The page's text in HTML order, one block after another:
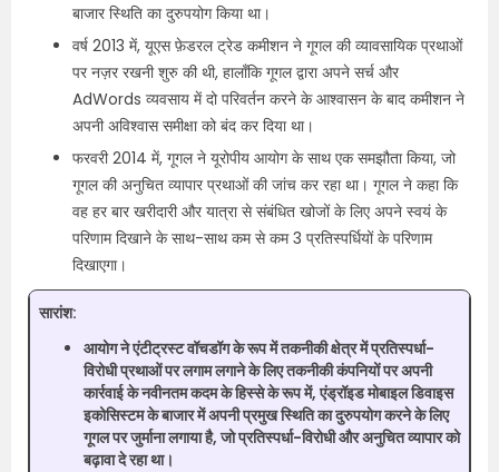
बाजार स्थिति का दुरुपयोग किया था।
वर्ष 2013 में, यूएस फ़ेडरल ट्रेड कमीशन ने गूगल की व्यावसायिक प्रथाओं
पर नज़र रखनी शुरु की थी, हालाँकि गूगल द्वारा अपने सर्च और
AdWords व्यवसाय में दो परिवर्तन करने के आश्वासन के बाद कमीशन ने
अपनी अविश्वास समीक्षा को बंद कर दिया था।
फरवरी 2014 में, गूगल ने यूरोपीय आयोग के साथ एक समझौता किया, जो
गूगल की अनुचित व्यापार प्रथाओं की जांच कर रहा था। गूगल ने कहा कि
वह हर बार खरीदारी और यात्रा से संबंधित खोजों के लिए अपने स्वयं के
परिणाम दिखाने के साथ-साथ कम से कम 3 प्रतिस्पर्धियों के परिणाम
दिखाएगा।
सारांश:
आयोग ने एंटीट्रस्ट वॉचडॉग के रूप में तकनीकी क्षेत्र में प्रतिस्पर्धा-
विरोधी प्रथाओं पर लगाम लगाने के लिए तकनीकी कंपनियों पर अपनी
कार्रवाई के नवीनतम कदम के हिस्से के रूप में, एंड्रॉइड मोबाइल डिवाइस
इकोसिस्टम के बाजार में अपनी प्रमुख स्थिति का दुरुपयोग करने के लिए
गूगल पर जुर्माना लगाया है, जो प्रतिस्पर्धा-विरोधी और अनुचित व्यापार को
बढ़ावा दे रहा था।